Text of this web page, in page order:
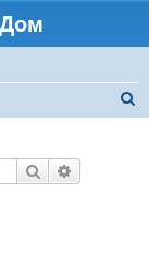
Търсене